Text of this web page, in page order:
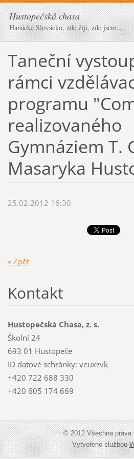
Hustopečská chasa
Hanácké Slovácko, zde žiji, zde jsem...
Taneční
rámci
programu
realizovaného
Gymnáziem T.
Masaryka
25.02.2012 16:30
« Zpět
Kontakt
Hustopečská Chasa, z. s.
Školní 24
693 01 Hustopeče
ID datové schránky: veuxzvk
+420 722 688 330
+420 605 174 669
© 2012 Všechna práva
Vytvořeno službou